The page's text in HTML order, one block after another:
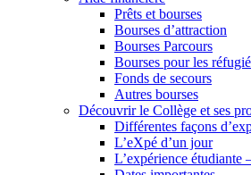
Prêts et bourses
Bourses d’attraction
Bourses Parcours
Bourses pour les
Fonds de secours
Autres bourses
Découvrir le Collège et ses
Différentes façons
L’eXpé d’un jour
L’expérience étudiante